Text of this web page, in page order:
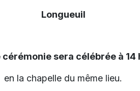
Longueuil
cérémonie sera célébrée à 14
en la chapelle du même lieu.